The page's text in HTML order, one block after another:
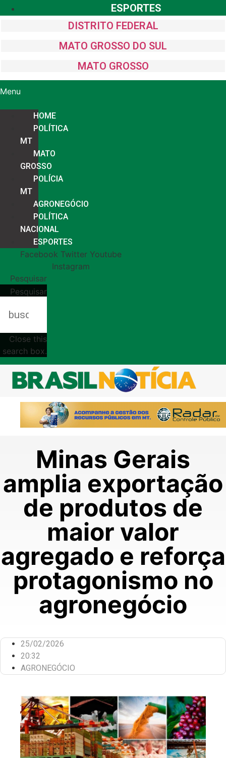
ESPORTES
DISTRITO FEDERAL
MATO GROSSO DO SUL
MATO GROSSO
Menu
HOME
POLÍTICA
MT
MATO
GROSSO
POLÍCIA
MT
AGRONEGÓCIO
POLÍTICA
NACIONAL
ESPORTES
Facebook Twitter Youtube
Instagram
Pesquisar
Pesquisar
Close this
search box.
Minas Gerais
amplia exportação
de produtos de
maior valor
agregado e reforça
protagonismo no
agronegócio
25/02/2026
20:32
AGRONEGÓCIO